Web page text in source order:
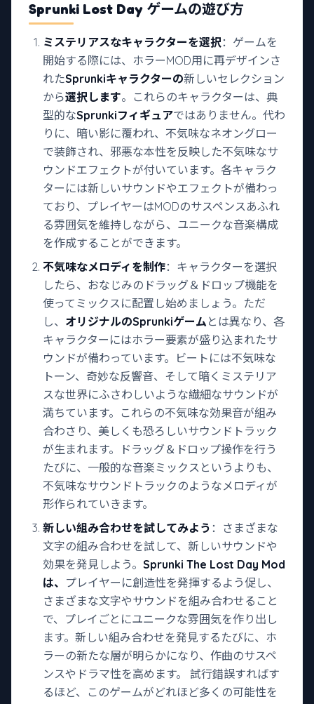
Sprunki Lost Day ゲームの遊び方
ミステリアスなキャラクターを選択：ゲームを
開始する際には、ホラーMOD用に再デザインさ
れたSprunkiキャラクターの新しいセレクション
から選択します。これらのキャラクターは、典
型的なSprunkiフィギュアではありません。代わ
りに、暗い影に覆われ、不気味なネオングロー
で装飾され、邪悪な本性を反映した不気味なサ
ウンドエフェクトが付いています。各キャラク
ターには新しいサウンドやエフェクトが備わっ
ており、プレイヤーはMODのサスペンスあふれ
る雰囲気を維持しながら、ユニークな音楽構成
を作成することができます。
不気味なメロディを制作：キャラクターを選択
したら、おなじみのドラッグ＆ドロップ機能を
使ってミックスに配置し始めましょう。ただ
し、 オリジナルのSprunkiゲーム とは異なり、各
キャラクターにはホラー要素が盛り込まれたサ
ウンドが備わっています。ビートには不気味な
トーン、奇妙な反響音、そして暗くミステリア
スな世界にふさわしいような繊細なサウンドが
満ちています。これらの不気味な効果音が組み
合わさり、美しくも恐ろしいサウンドトラック
が生まれます。ドラッグ＆ドロップ操作を行う
たびに、一般的な音楽ミックスというよりも、
不気味なサウンドトラックのようなメロディが
形作られていきます。
新しい組み合わせを試してみよう ：さまざまな
文字の組み合わせを試して、新しいサウンドや
効果を発見しよう。 Sprunki The Lost Day Mod
は、 プレイヤーに創造性を発揮するよう促し、
さまざまな文字やサウンドを組み合わせること
で、プレイごとにユニークな雰囲気を作り出し
ます。新しい組み合わせを発見するたびに、ホ
ラーの新たな層が明らかになり、作曲のサスペ
ンスやドラマ性を高めます。 試行錯誤すればす
るほど、このゲームがどれほど多くの可能性を